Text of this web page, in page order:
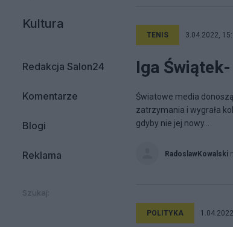
Kultura
Redakcja Salon24
Komentarze
Blogi
Reklama
Szukaj:
TENIS 3.04.2022,
Iga
Światowe media
zatrzymania i wygrała
gdyby nie jej nowy...
RadoslawKowalski
POLITYKA